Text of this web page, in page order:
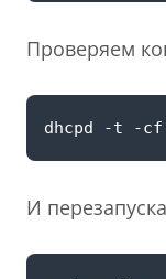
Проверяем
И